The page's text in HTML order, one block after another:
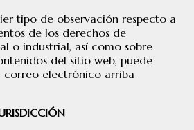
tipo de observación respecto a
de los derechos de
o industrial, así como sobre
del sitio web, puede
correo electrónico arriba